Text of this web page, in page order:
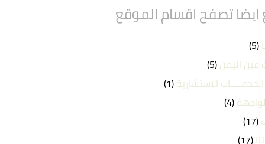
تصفح اقسام الموقع
(5)
عين اليمن(5)
الخدمـــــات الاستشارية(1)
(4)
(17)
(17)